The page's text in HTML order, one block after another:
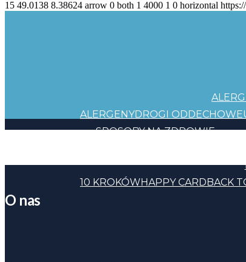
15 49.0138 8.38624 arrow 0 both 1 4000 1 0 horizontal
ALERGENYDROGI ODDECHOWE
SPOSOBY NA ZDROWIE
10 KROKÓWHAPPY CARDBACK
O nas